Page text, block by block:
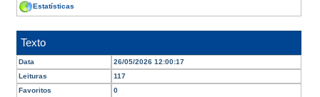
Estatísticas
Texto
Data
26/05/2026 12:00:17
Leituras
117
Favoritos
0